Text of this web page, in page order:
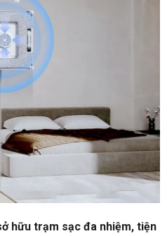
hữu trạm sạc đa nhiệm, tiện